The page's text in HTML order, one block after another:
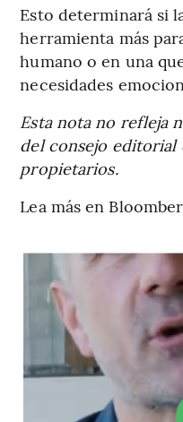
Esto determinará si
herramienta más
humano o en una
necesidades
Esta nota no refleja
del consejo editorial
propietarios.
Lea más en